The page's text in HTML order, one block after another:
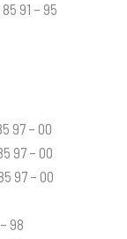
91 – 95
97 – 00
97 – 00
97 – 00
98